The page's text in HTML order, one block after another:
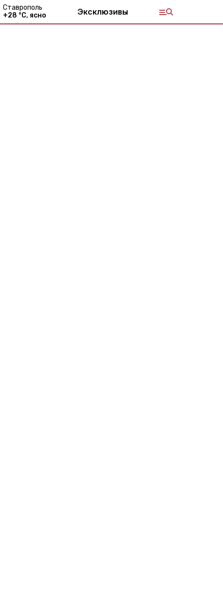
Ставрополь
+28 °С, ясно Эксклюзивы